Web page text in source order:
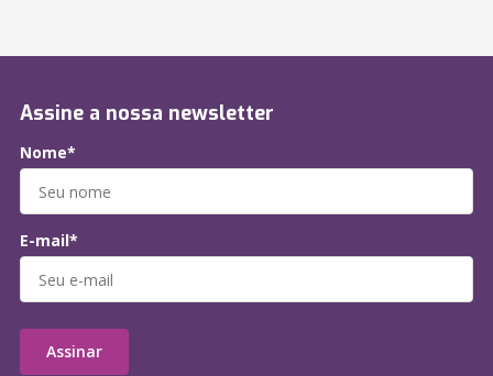
Assine a nossa newsletter
Nome*
E-mail*
Assinar